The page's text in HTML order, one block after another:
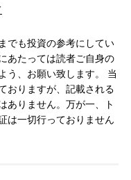
でも投資の参考にしてい
あたっては読者ご自身の
う、お願い致します。 当
おりますが、記載される
ありません。万が一、ト
は一切行っておりません